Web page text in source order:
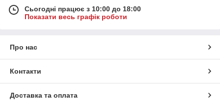
Сьогодні працює з 10:00 до 18:00
Показати весь графік роботи
Про нас
Контакти
Доставка та оплата